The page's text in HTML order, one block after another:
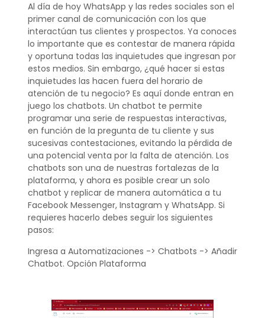
Al día de hoy WhatsApp y las redes sociales son el
primer canal de comunicación con los que
interactúan tus clientes y prospectos. Ya conoces
lo importante que es contestar de manera rápida
y oportuna todas las inquietudes que ingresan por
estos medios. Sin embargo, ¿qué hacer si estas
inquietudes las hacen fuera del horario de
atención de tu negocio? Es aquí donde entran en
juego los chatbots. Un chatbot te permite
programar una serie de respuestas interactivas,
en función de la pregunta de tu cliente y sus
sucesivas contestaciones, evitando la pérdida de
una potencial venta por la falta de atención. Los
chatbots son una de nuestras fortalezas de la
plataforma, y ahora es posible crear un solo
chatbot y replicar de manera automática a tu
Facebook Messenger, Instagram y WhatsApp. Si
requieres hacerlo debes seguir los siguientes
pasos:
Ingresa a Automatizaciones -> Chatbots -> Añadir
Chatbot. Opción Plataforma